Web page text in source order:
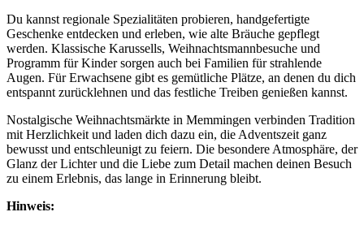
Du kannst regionale Spezialitäten probieren, handgefertigte
Geschenke entdecken und erleben, wie alte Bräuche gepflegt
werden. Klassische Karussells, Weihnachtsmannbesuche und
Programm für Kinder sorgen auch bei Familien für strahlende
Augen. Für Erwachsene gibt es gemütliche Plätze, an denen du dich
entspannt zurücklehnen und das festliche Treiben genießen kannst.
Nostalgische Weihnachtsmärkte in Memmingen verbinden Tradition
mit Herzlichkeit und laden dich dazu ein, die Adventszeit ganz
bewusst und entschleunigt zu feiern. Die besondere Atmosphäre, der
Glanz der Lichter und die Liebe zum Detail machen deinen Besuch
zu einem Erlebnis, das lange in Erinnerung bleibt.
Hinweis: